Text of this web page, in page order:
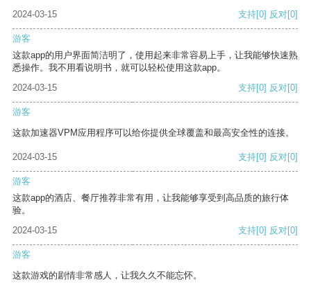
2024-03-15 支持[0] 反对[0]
游客
这款app的用户界面简洁明了，使用起来非常容易上手，让我能够快速熟
悉操作。我不用看说明书，就可以轻松使用这款app。
2024-03-15
支持[0] 反对[0]
游客
这款加速器VPM应用程序可以给你提供全球覆盖和最高安全性的连接。
2024-03-15 支持[0] 反对[0]
游客
这款app的酒店、餐厅推荐非常有用，让我能够享受到高品质的旅行体
验。
2024-03-15
支持[0] 反对[0]
游客
这款游戏的剧情非常感人，让我久久不能忘怀。